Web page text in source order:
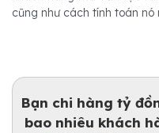
cũng như cách tính toán
Bạn chi hàng tỷ
bao nhiêu khách